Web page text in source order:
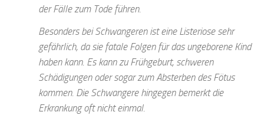
der Fälle zum Tode führen.
Besonders bei Schwangeren ist eine Listeriose sehr
gefährlich, da sie fatale Folgen für das ungeborene Kind
haben kann. Es kann zu Frühgeburt, schweren
Schädigungen oder sogar zum Absterben des Fötus
kommen. Die Schwangere hingegen bemerkt die
Erkrankung oft nicht einmal.